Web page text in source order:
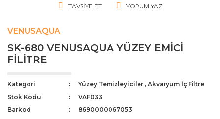
TAVSIYE ET YORUM YAZ
VENUSAQUA
SK-680 VENUSAQUA YÜZEY EMİCİ
FİLİTRE
Kategori Yüzey Temizleyiciler ,Akvaryum İç Filtre
Stok Kodu
VAF033
Barkod
8690000067053